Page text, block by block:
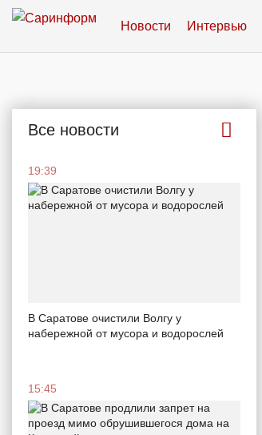
Новости Интервью
Все новости
19:39
В Саратове очистили Волгу у
набережной от мусора и водорослей
15:45